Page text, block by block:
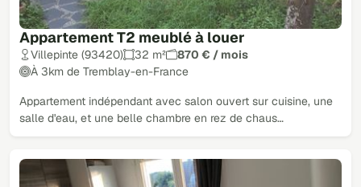
Appartement T2 meublé à louer
Villepinte (93420) 32 m²
870 € / mois
À 3km de Tremblay-en-France
Appartement indépendant avec salon ouvert sur cuisine, une
salle d'eau, et une belle chambre en rez de chaus…